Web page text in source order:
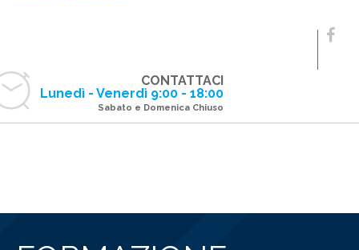
CONTATTACI
Lunedì - Venerdì 9:00 - 18:00
Sabato e Domenica Chiuso